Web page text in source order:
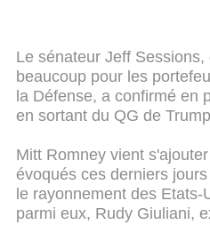
Le sénateur Jeff
beaucoup pour les
la Défense, a confirmé en
en sortant du QG de
Mitt Romney vient
évoqués ces derniers
le rayonnement des Etats-
parmi eux, Rudy Giuliani,